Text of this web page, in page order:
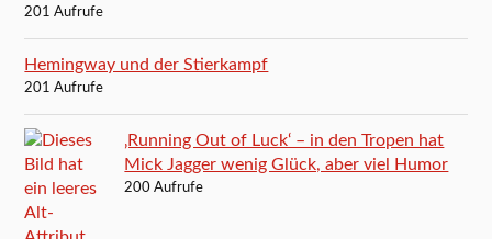
201 Aufrufe
Hemingway und der Stierkampf
201 Aufrufe
‚Running Out of Luck‘ – in den Tropen hat
Mick Jagger wenig Glück, aber viel Humor
200 Aufrufe